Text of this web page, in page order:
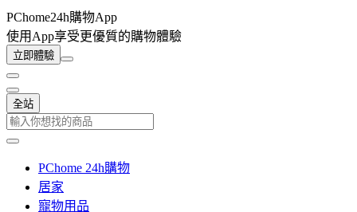
PChome24h購物App
使用App享受更優質的購物體驗
立即體驗
全站
PChome 24h購物
居家
寵物用品